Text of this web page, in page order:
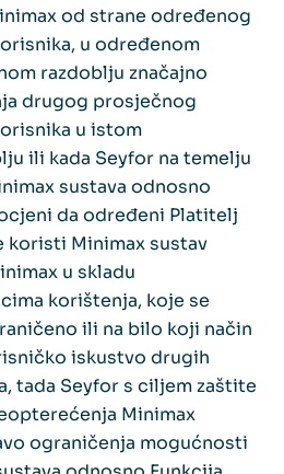
od strane određenog
u određenom
razdoblju značajno
drugog prosječnog
u istom
ili kada Seyfor na temelju
sustava odnosno
da određeni Platitelj
koristi Minimax sustav
u skladu
korištenja, koje se
ili na bilo koji način
iskustvo drugih
tada Seyfor s ciljem zaštite
Minimax
ograničenja mogućnosti